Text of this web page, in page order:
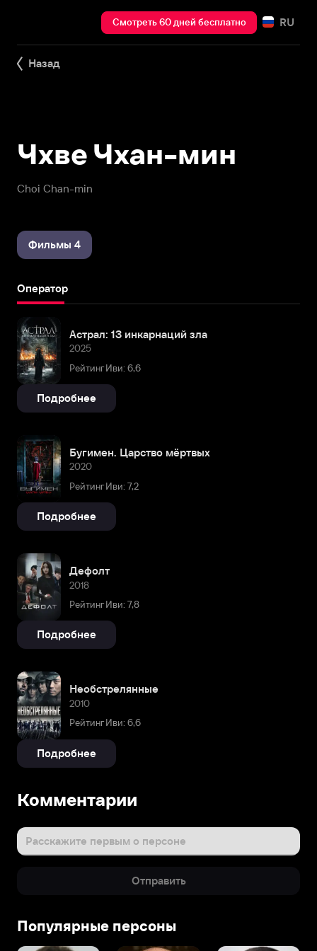
Смотреть 60 дней бесплатно RU
Назад
Choi Chan-min
Чхве Чхан-мин
Фильмы 4
Оператор
Астрал: 13 инкарнаций зла
2025
Рейтинг Иви: 6,6
Подробнее
Бугимен. Царство мёртвых
2020
Рейтинг Иви: 7,2
Подробнее
Дефолт
2018
Рейтинг Иви: 7,8
Подробнее
Необстрелянные
2010
Рейтинг Иви: 6,6
Подробнее
Комментарии
Расскажите первым о персоне
Отправить
Популярные персоны